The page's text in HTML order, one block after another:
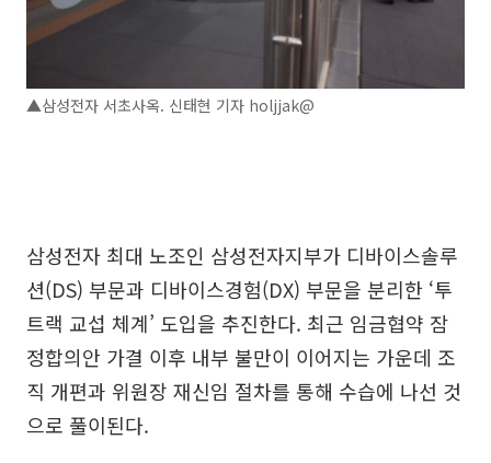
▲삼성전자 서초사옥. 신태현 기자 holjjak@
삼성전자 최대 노조인 삼성전자지부가 디바이스솔루
션(DS) 부문과 디바이스경험(DX) 부문을 분리한 ‘투
트랙 교섭 체계’ 도입을 추진한다. 최근 임금협약 잠
정합의안 가결 이후 내부 불만이 이어지는 가운데 조
직 개편과 위원장 재신임 절차를 통해 수습에 나선 것
으로 풀이된다.